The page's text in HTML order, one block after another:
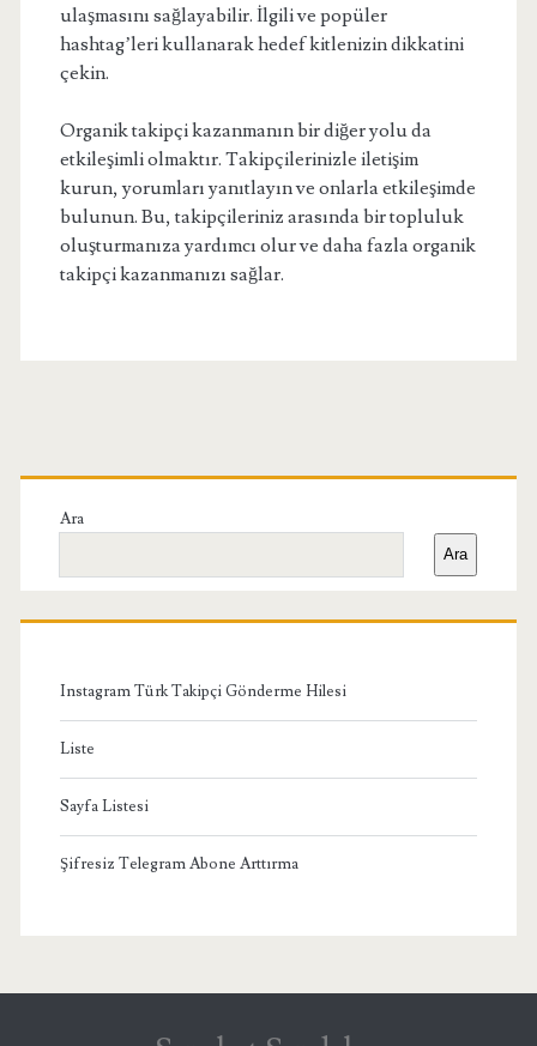
ulaşmasını sağlayabilir. İlgili ve popüler
hashtag’leri kullanarak hedef kitlenizin dikkatini
çekin.
Organik takipçi kazanmanın bir diğer yolu da
etkileşimli olmaktır. Takipçilerinizle iletişim
kurun, yorumları yanıtlayın ve onlarla etkileşimde
bulunun. Bu, takipçileriniz arasında bir topluluk
oluşturmanıza yardımcı olur ve daha fazla organik
takipçi kazanmanızı sağlar.
Birincil
Yan
Menü
Ara
Ara
Instagram Türk Takipçi Gönderme Hilesi
Liste
Sayfa Listesi
Şifresiz Telegram Abone Arttırma